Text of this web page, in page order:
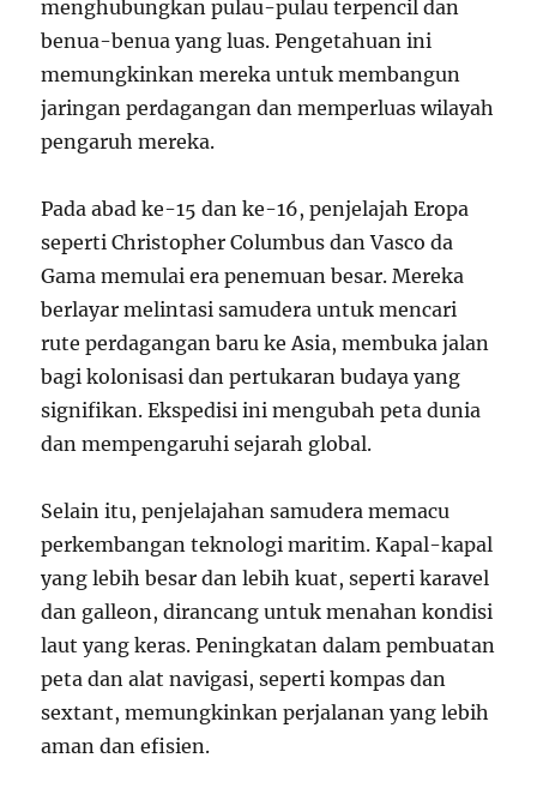
menghubungkan pulau-pulau terpencil dan
benua-benua yang luas. Pengetahuan ini
memungkinkan mereka untuk membangun
jaringan perdagangan dan memperluas wilayah
pengaruh mereka.
Pada abad ke-15 dan ke-16, penjelajah Eropa
seperti Christopher Columbus dan Vasco da
Gama memulai era penemuan besar. Mereka
berlayar melintasi samudera untuk mencari
rute perdagangan baru ke Asia, membuka jalan
bagi kolonisasi dan pertukaran budaya yang
signifikan. Ekspedisi ini mengubah peta dunia
dan mempengaruhi sejarah global.
Selain itu, penjelajahan samudera memacu
perkembangan teknologi maritim. Kapal-kapal
yang lebih besar dan lebih kuat, seperti karavel
dan galleon, dirancang untuk menahan kondisi
laut yang keras. Peningkatan dalam pembuatan
peta dan alat navigasi, seperti kompas dan
sextant, memungkinkan perjalanan yang lebih
aman dan efisien.